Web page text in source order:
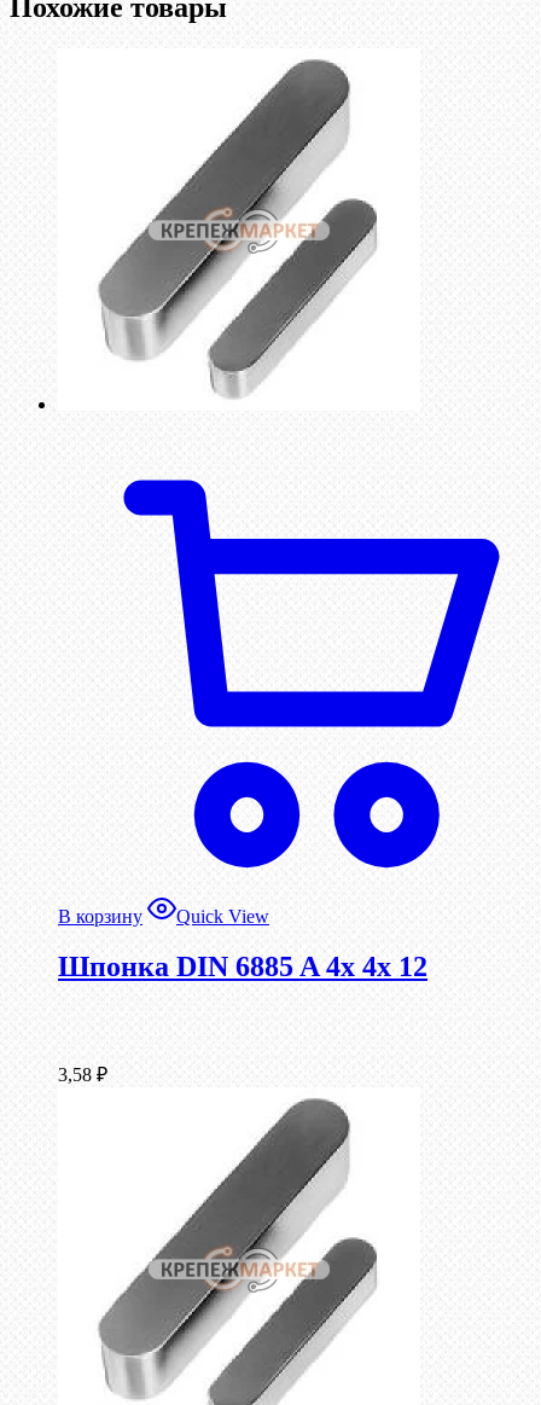
Похожие товары
В корзину Quick View
Шпонка DIN 6885 A 4x 4x 12
3,58 ₽